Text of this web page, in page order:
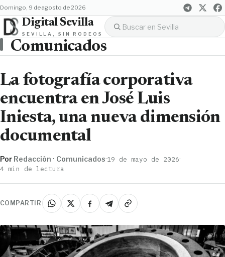
domingo, 9 de agosto de 2026
Digital Sevilla
SEVILLA, SIN RODEOS
Comunicados
La fotografía corporativa
encuentra en José Luis
Iniesta, una nueva dimensión
documental
Por Redacción · Comunicados·19 de mayo de 2026·
4 min de lectura
COMPARTIR